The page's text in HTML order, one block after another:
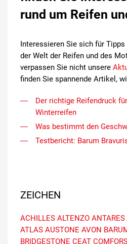
rund um Reifen
Interessieren Sie sich für
der Welt der Reifen und des
verpassen Sie nicht unsere
finden Sie spannende Artikel,
Der richtige Reifendruck
Winterreifen
Was bestimmt den
Testbericht: Barum
ZEICHEN
ACHILLES ALTENZO ANTARES
ATLAS AUSTONE AVON
BRIDGESTONE CEAT